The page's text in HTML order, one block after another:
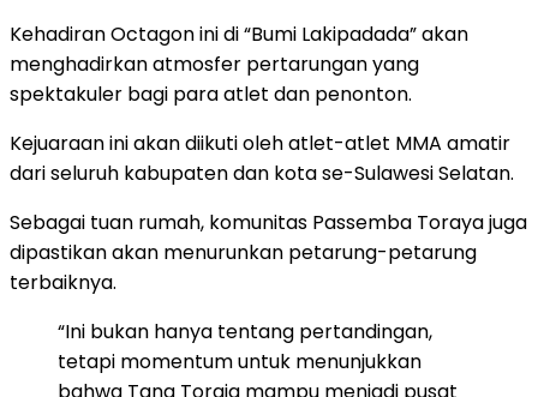
Kehadiran Octagon ini di “Bumi Lakipadada” akan
menghadirkan atmosfer pertarungan yang
spektakuler bagi para atlet dan penonton.
Kejuaraan ini akan diikuti oleh atlet-atlet MMA amatir
dari seluruh kabupaten dan kota se-Sulawesi Selatan.
Sebagai tuan rumah, komunitas Passemba Toraya juga
dipastikan akan menurunkan petarung-petarung
terbaiknya.
“Ini bukan hanya tentang pertandingan,
tetapi momentum untuk menunjukkan
bahwa Tana Toraja mampu menjadi pusat